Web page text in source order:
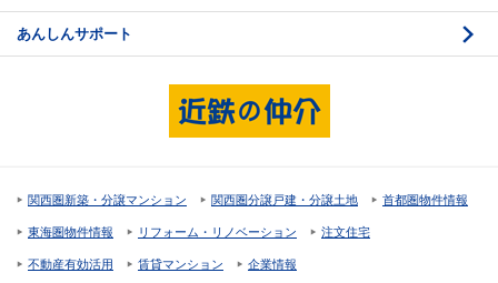
売却諸費用
住宅ローンの種類
現地見学のポイント
決済と引渡し 2
あんしんサポート
関西圏新築・分譲マンション 関西圏分譲戸建・分譲土地 首都圏物件情報
東海圏物件情報 リフォーム・リノベーション 注文住宅
不動産有効活用 賃貸マンション 企業情報